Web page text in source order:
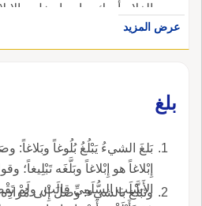
الغلام أدرك وبابهما دخل و
والاسم منه البَلاَغُ والبلاغ
أي جيد و البَلاَغةُ الفصاحة و
وهو في حديث عائشة رضي
عرض المزيد
بلغ
بَلغَ الشيءُ يَبْلُغُ بُلُوغاً
إِبْلاغاً هو إِبْلاغاً وبَلَّغَه
الأَسْلَتِ السُّلَمِيِّ قالَتْ، ولَمْ
وتَبَلَّغ بالشيء: وصَلَ إِلى